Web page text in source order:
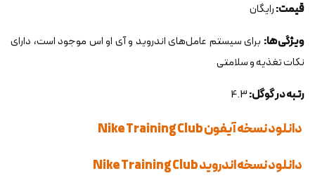
قیمت:رایگان
ویژگی‌ها: برای سیستم عامل‌های اندروید و آی او اس موجود است، دارای
نکات تغذیه و سلامتی
رتبه در گوگل:
دانلود نسخه آیفون Nike Training Club
دانلود نسخه اندروید Nike Training Club